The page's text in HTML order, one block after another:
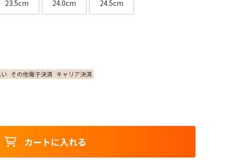
23.5cm 24.0cm 24.5cm
その他電子決済 キャリア決済
カートに入れる